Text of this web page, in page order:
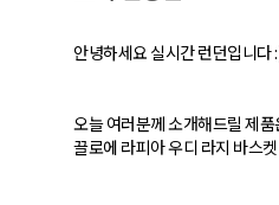
안녕하세요 실시간 런던입니다
오늘 여러분께 소개해드릴 제품
끌로에 라피아 우디 라지 바스